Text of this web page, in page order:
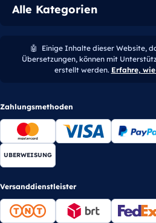
Alle Kategorien
🤖
Einige Inhalte dieser Website,
Übersetzungen, können mit
erstellt werden. Erfahre,
Zahlungsmethoden
UBERWEISUNG
Versanddienstleister